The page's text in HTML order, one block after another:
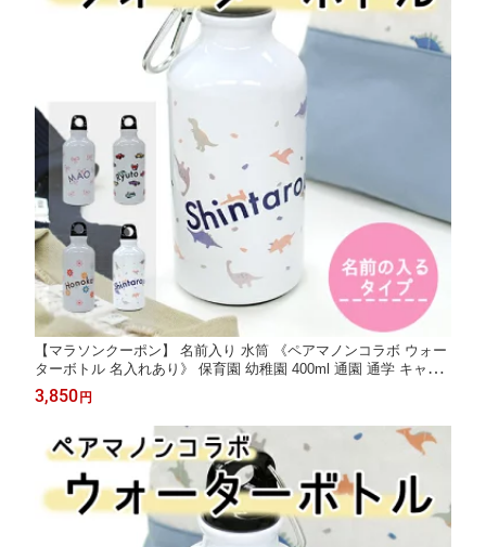
【マラソンクーポン】 名前入り 水筒 《ペアマノンコラボ ウォー
ターボトル 名入れあり》 保育園 幼稚園 400ml 通園 通学 キャン
プ 女の子 男の子 おしゃれ 洗いやすい アウトドア かわいい ディ
アカーズ
3,850 円